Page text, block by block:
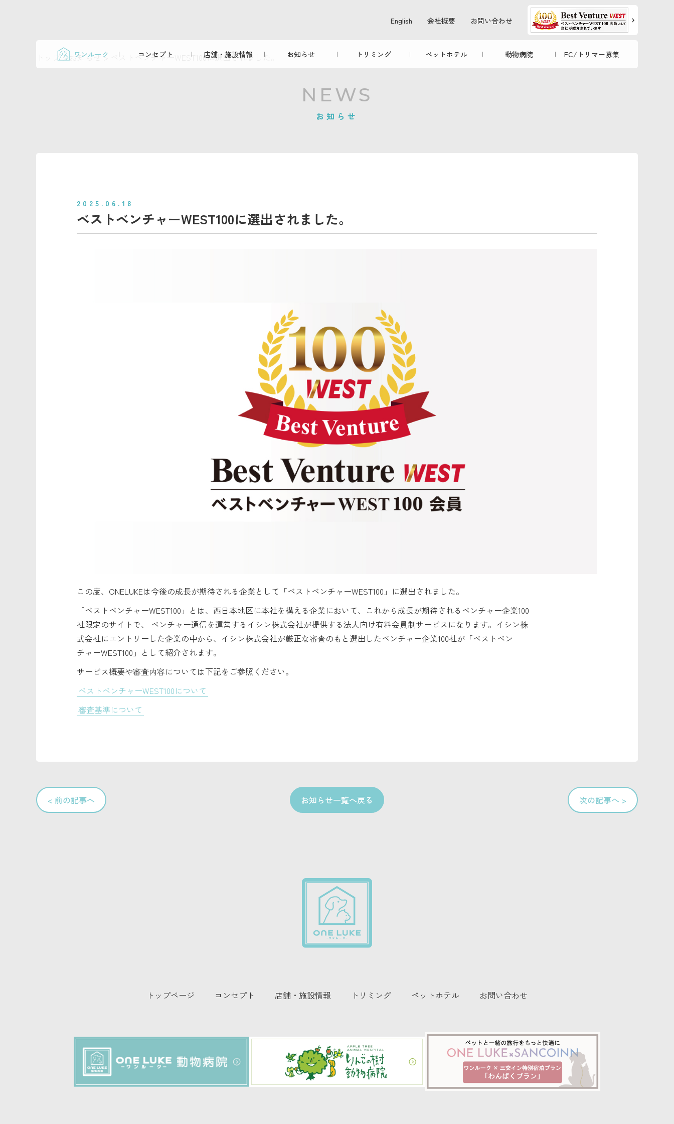
English 会社概要 お問い合わせ
ワンルーク コンセプト 店舗・施設情報 お知らせ トリミング ペットホテル 動物病院 FC/トリマー募集
トップ>お知らせ> ベストベンチャーWEST100に選出されました。
NEWS
お知らせ
2025.06.18
ベストベンチャーWEST100に選出されました。
この度、ONELUKEは今後の成長が期待される企業として「ベストベンチャーWEST100」に選出されました。
「ベストベンチャーWEST100」とは、西日本地区に本社を構える企業において、これから成長が期待されるベンチャー企業100
社限定のサイトで、 ベンチャー通信を運営するイシン株式会社が提供する法人向け有料会員制サービスになります。イシン株
式会社にエントリーした企業の中から、イシン株式会社が厳正な審査のもと選出したベンチャー企業100社が「ベストベン
チャーWEST100」として紹介されます。
サービス概要や審査内容については下記をご参照ください。
ベストベンチャーWEST100について
審査基準について
< 前の記事へ お知らせ一覧へ戻る 次の記事へ >
トップページ コンセプト 店舗・施設情報 トリミング ペットホテル お問い合わせ